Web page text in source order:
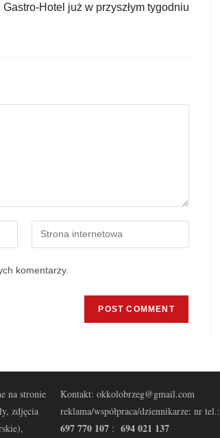
Gastro-Hotel już w przyszłym tygodniu
komentarzy.
na stronie
zdjęcia
Kontakt: okkolobrzeg@gmail.com
reklama/współpraca/dziennikarze: nr tel.:
697 770 107 : 694 021 137